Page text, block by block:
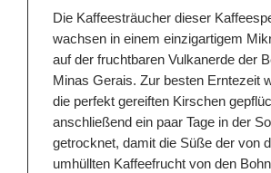
Die Kaffeesträucher dieser
wachsen in einem einzigartigem
auf der fruchtbaren Vulkanerde der
Minas Gerais. Zur besten Erntezeit
die perfekt gereiften Kirschen
anschließend ein paar Tage in der
getrocknet, damit die Süße der von
umhüllten Kaffeefrucht von den